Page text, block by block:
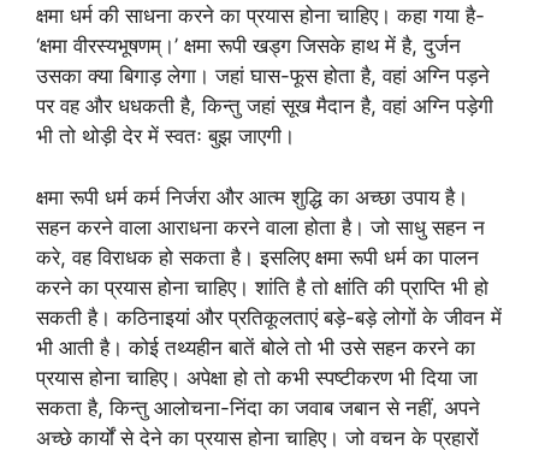
क्षमा धर्म की साधना करने का प्रयास होना चाहिए। कहा गया है-
‘क्षमा वीरस्यभूषणम्।’ क्षमा रूपी खड्ग जिसके हाथ में है, दुर्जन
उसका क्या बिगाड़ लेगा। जहां घास-फूस होता है, वहां अग्नि पड़ने
पर वह और धधकती है, किन्तु जहां सूख मैदान है, वहां अग्नि पड़ेगी
भी तो थोड़ी देर में स्वतः बुझ जाएगी।
क्षमा रूपी धर्म कर्म निर्जरा और आत्म शुद्धि का अच्छा उपाय है।
सहन करने वाला आराधना करने वाला होता है। जो साधु सहन न
करे, वह विराधक हो सकता है। इसलिए क्षमा रूपी धर्म का पालन
करने का प्रयास होना चाहिए। शांति है तो क्षांति की प्राप्ति भी हो
सकती है। कठिनाइयां और प्रतिकूलताएं बड़े-बड़े लोगों के जीवन में
भी आती है। कोई तथ्यहीन बातें बोले तो भी उसे सहन करने का
प्रयास होना चाहिए। अपेक्षा हो तो कभी स्पष्टीकरण भी दिया जा
सकता है, किन्तु आलोचना-निंदा का जवाब जबान से नहीं, अपने
अच्छे कार्यों से देने का प्रयास होना चाहिए। जो वचन के प्रहारों